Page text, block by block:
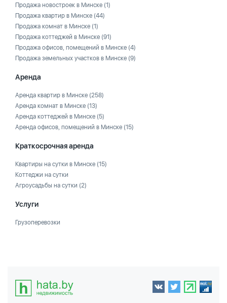
Продажа новостроек в Минске (1)
Продажа квартир в Минске (44)
Продажа комнат в Минске (1)
Продажа коттеджей в Минске (91)
Продажа офисов, помещений в Минске (4)
Продажа земельных участков в Минске (9)
Аренда
Аренда квартир в Минске (258)
Аренда комнат в Минске (13)
Аренда коттеджей в Минске (5)
Аренда офисов, помещений в Минске (15)
Краткосрочная аренда
Квартиры на сутки в Минске (15)
Коттеджи на сутки
Агроусадьбы на сутки (2)
Услуги
Грузоперевозки